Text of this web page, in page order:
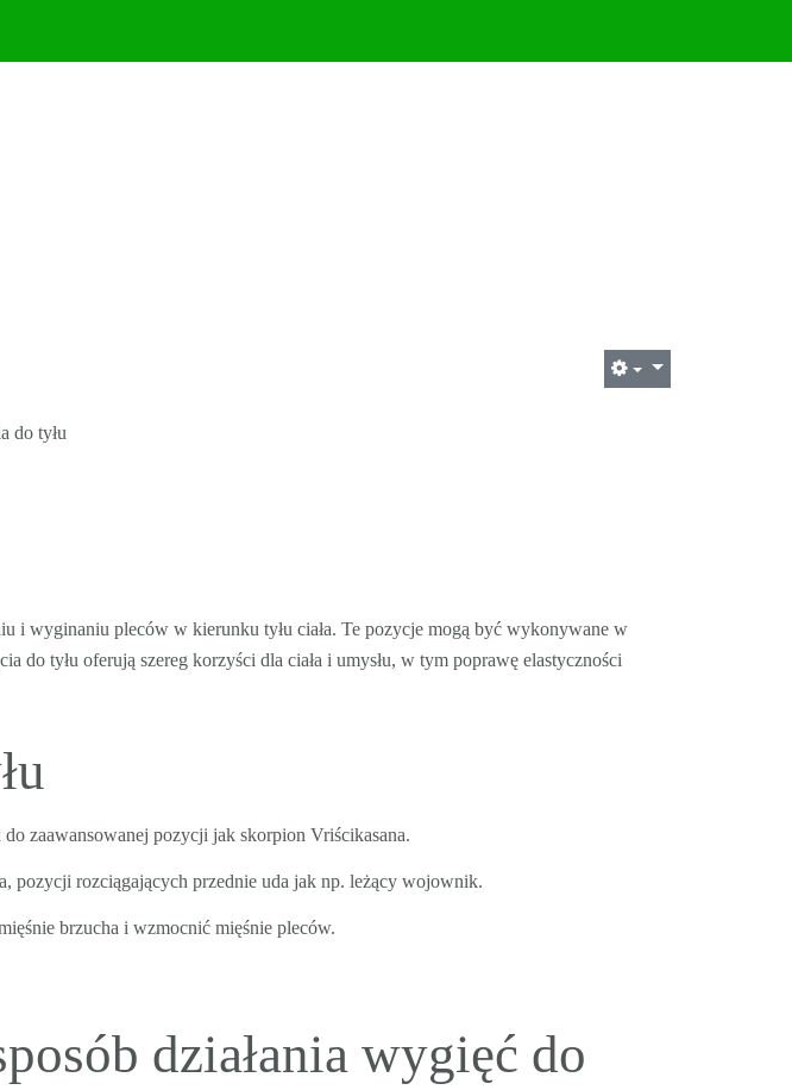
i wyginaniu pleców w kierunku tyłu ciała. Te pozycje mogą być wykonywane w
do tyłu oferują szereg korzyści dla ciała i umysłu, w tym poprawę elastyczności
zaawansowanej pozycji jak skorpion Vriścikasana.
pozycji rozciągających przednie uda jak np. leżący wojownik.
brzucha i wzmocnić mięśnie pleców.
działania wygięć do